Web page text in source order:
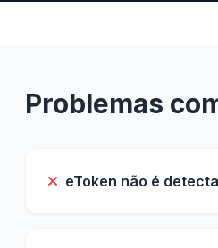
Problemas
eToken não é